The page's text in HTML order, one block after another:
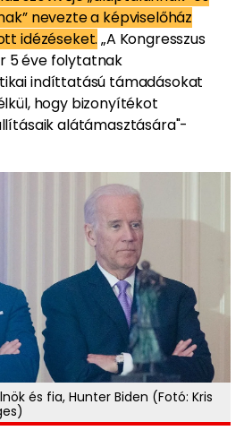
nevezte a képviselőház
idézéseket. „A Kongresszus
5 éve folytatnak
indíttatású támadásokat
hogy bizonyítékot
alátámasztására"-
és fia, Hunter Biden (Fotó: Kris